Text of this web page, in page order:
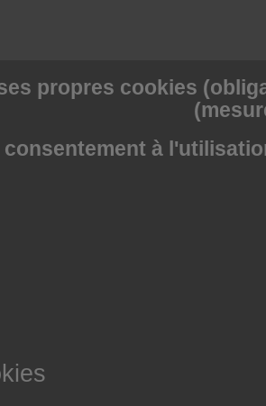
propres cookies
à